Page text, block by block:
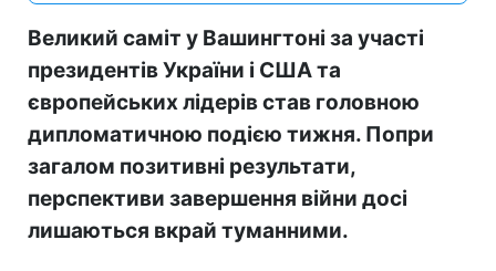
Великий саміт у Вашингтоні за участі
президентів України і США та
європейських лідерів став головною
дипломатичною подією тижня. Попри
загалом позитивні результати,
перспективи завершення війни досі
лишаються вкрай туманними.